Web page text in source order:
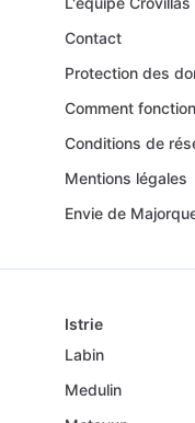
Contact
Protection des
Comment
Conditions de
Mentions légales
Envie de
Istrie
Labin
Medulin